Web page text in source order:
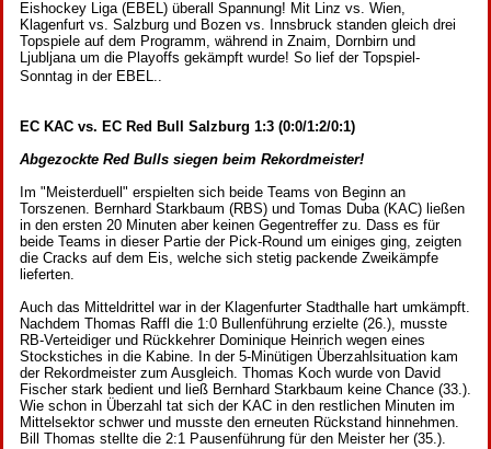
Eishockey Liga (EBEL) überall Spannung! Mit Linz vs. Wien,
Klagenfurt vs. Salzburg und Bozen vs. Innsbruck standen gleich drei
Topspiele auf dem Programm, während in Znaim, Dornbirn und
Ljubljana um die Playoffs gekämpft wurde! So lief der Topspiel-
Sonntag in der EBEL..
EC KAC vs. EC Red Bull Salzburg 1:3 (0:0/1:2/0:1)
Abgezockte Red Bulls siegen beim Rekordmeister!
Im "Meisterduell" erspielten sich beide Teams von Beginn an
Torszenen. Bernhard Starkbaum (RBS) und Tomas Duba (KAC) ließen
in den ersten 20 Minuten aber keinen Gegentreffer zu. Dass es für
beide Teams in dieser Partie der Pick-Round um einiges ging, zeigten
die Cracks auf dem Eis, welche sich stetig packende Zweikämpfe
lieferten.
Auch das Mitteldrittel war in der Klagenfurter Stadthalle hart umkämpft.
Nachdem Thomas Raffl die 1:0 Bullenführung erzielte (26.), musste
RB-Verteidiger und Rückkehrer Dominique Heinrich wegen eines
Stockstiches in die Kabine. In der 5-Minütigen Überzahlsituation kam
der Rekordmeister zum Ausgleich. Thomas Koch wurde von David
Fischer stark bedient und ließ Bernhard Starkbaum keine Chance (33.).
Wie schon in Überzahl tat sich der KAC in den restlichen Minuten im
Mittelsektor schwer und musste den erneuten Rückstand hinnehmen.
Bill Thomas stellte die 2:1 Pausenführung für den Meister her (35.).